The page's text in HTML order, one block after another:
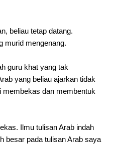
beliau tetap datang.
murid mengenang.
guru khat yang tak
yang beliau ajarkan tidak
membekas dan membentuk
Ilmu tulisan Arab indah
besar pada tulisan Arab saya